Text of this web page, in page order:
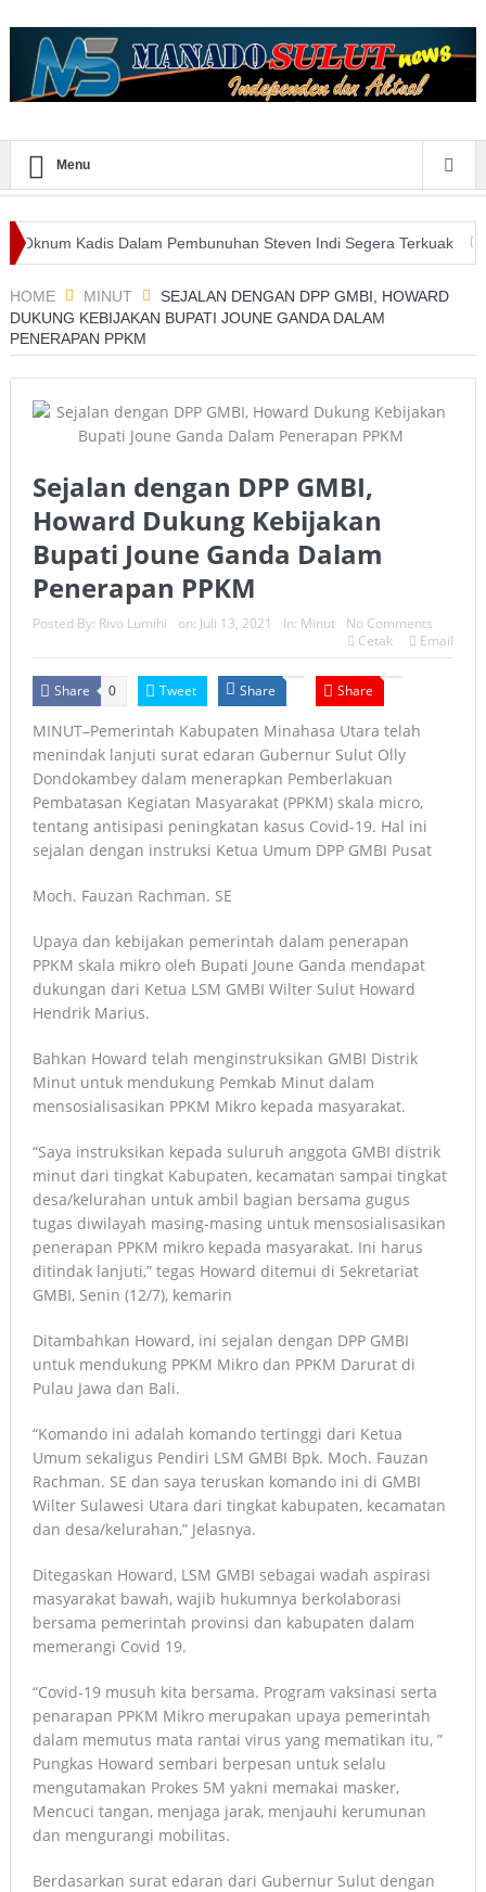
Menu
Dalam Pembunuhan Steven Indi Segera Terkuak Wali Kota
HOME MINUT
SEJALAN DENGAN DPP GMBI, HOWARD
DUKUNG KEBIJAKAN BUPATI JOUNE GANDA DALAM
PENERAPAN PPKM
Sejalan dengan DPP GMBI,
Howard Dukung Kebijakan
Bupati Joune Ganda Dalam
Penerapan PPKM
Posted By: Rivo Lumihi on: Juli 13, 2021 In: Minut
No Comments
Cetak
Email
Share 0 Tweet Share Share
MINUT–Pemerintah Kabupaten Minahasa Utara telah
menindak lanjuti surat edaran Gubernur Sulut Olly
Dondokambey dalam menerapkan Pemberlakuan
Pembatasan Kegiatan Masyarakat (PPKM) skala micro,
tentang antisipasi peningkatan kasus Covid-19. Hal ini
sejalan dengan instruksi Ketua Umum DPP GMBI Pusat
Moch. Fauzan Rachman. SE
Upaya dan kebijakan pemerintah dalam penerapan
PPKM skala mikro oleh Bupati Joune Ganda mendapat
dukungan dari Ketua LSM GMBI Wilter Sulut Howard
Hendrik Marius.
Bahkan Howard telah menginstruksikan GMBI Distrik
Minut untuk mendukung Pemkab Minut dalam
mensosialisasikan PPKM Mikro kepada masyarakat.
“Saya instruksikan kepada suluruh anggota GMBI distrik
minut dari tingkat Kabupaten, kecamatan sampai tingkat
desa/kelurahan untuk ambil bagian bersama gugus
tugas diwilayah masing-masing untuk mensosialisasikan
penerapan PPKM mikro kepada masyarakat. Ini harus
ditindak lanjuti,” tegas Howard ditemui di Sekretariat
GMBI, Senin (12/7), kemarin
Ditambahkan Howard, ini sejalan dengan DPP GMBI
untuk mendukung PPKM Mikro dan PPKM Darurat di
Pulau Jawa dan Bali.
“Komando ini adalah komando tertinggi dari Ketua
Umum sekaligus Pendiri LSM GMBI Bpk. Moch. Fauzan
Rachman. SE dan saya teruskan komando ini di GMBI
Wilter Sulawesi Utara dari tingkat kabupaten, kecamatan
dan desa/kelurahan,” Jelasnya.
Ditegaskan Howard, LSM GMBI sebagai wadah aspirasi
masyarakat bawah, wajib hukumnya berkolaborasi
bersama pemerintah provinsi dan kabupaten dalam
memerangi Covid 19.
“Covid-19 musuh kita bersama. Program vaksinasi serta
penarapan PPKM Mikro merupakan upaya pemerintah
dalam memutus mata rantai virus yang mematikan itu, ”
Pungkas Howard sembari berpesan untuk selalu
mengutamakan Prokes 5M yakni memakai masker,
Mencuci tangan, menjaga jarak, menjauhi kerumunan
dan mengurangi mobilitas.
Berdasarkan surat edaran dari Gubernur Sulut dengan